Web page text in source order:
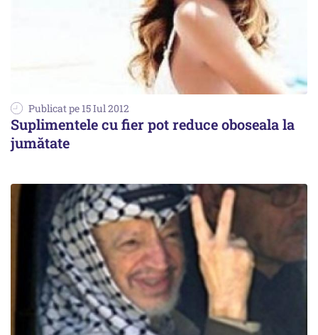
Publicat pe 15 Iul 2012
Suplimentele cu fier pot reduce oboseala la
jumătate